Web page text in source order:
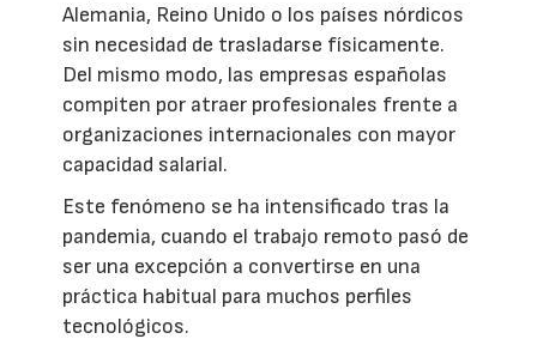
Alemania, Reino Unido o los países nórdicos
sin necesidad de trasladarse físicamente.
Del mismo modo, las empresas españolas
compiten por atraer profesionales frente a
organizaciones internacionales con mayor
capacidad salarial.
Este fenómeno se ha intensificado tras la
pandemia, cuando el trabajo remoto pasó de
ser una excepción a convertirse en una
práctica habitual para muchos perfiles
tecnológicos.